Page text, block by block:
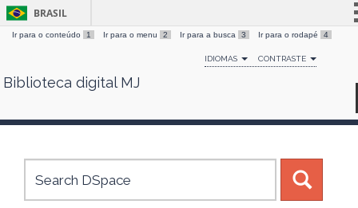
Skip
BRASIL
Simplifique!
Comunica BR
Canais
Ir para o conteúdo 1 Ir para o menu 2 Ir para a busca 3 Ir para o rodapé 4
IDIOMAS CONTRASTE
Biblioteca digital MJ